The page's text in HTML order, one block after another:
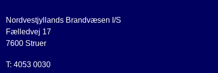
Nordvestjyllands Brandvæsen I/S
Fælledvej 17
7600 Struer
T: 4053 0030